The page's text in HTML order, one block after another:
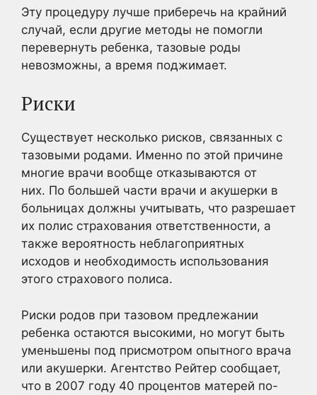
Эту процедуру лучше приберечь на крайний
случай, если другие методы не помогли
перевернуть ребенка, тазовые роды
невозможны, а время поджимает.
Риски
Существует несколько рисков, связанных с
тазовыми родами. Именно по этой причине
многие врачи вообще отказываются от
них. По большей части врачи и акушерки в
больницах должны учитывать, что разрешает
их полис страхования ответственности, а
также вероятность неблагоприятных
исходов и необходимость использования
этого страхового полиса.
Риски родов при тазовом предлежании
ребенка остаются высокими, но могут быть
уменьшены под присмотром опытного врача
или акушерки. Агентство Рейтер сообщает,
что в 2007 году 40 процентов матерей по-